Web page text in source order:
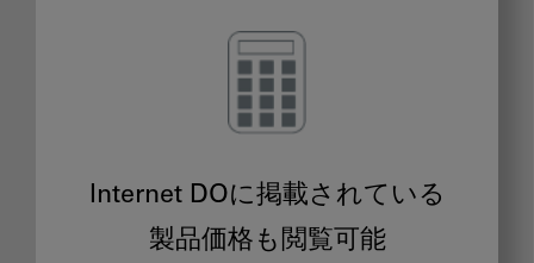
Internet DOに掲載されている
製品価格も閲覧可能